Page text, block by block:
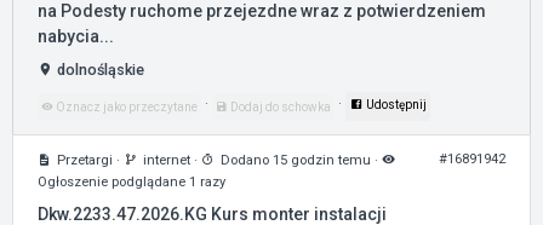
na Podesty ruchome przejezdne wraz z potwierdzeniem
nabycia...
dolnośląskie
Oznacz jako przeczytane · Dodaj do schowka · Udostępnij
Przetargi · internet · Dodano 15 godzin temu ·
Ogłoszenie podglądane 1 razy
#16891942
Dkw.2233.47.2026.KG Kurs monter instalacji